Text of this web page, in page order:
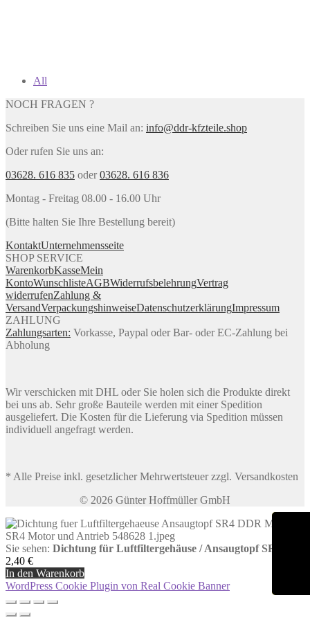
All
NOCH FRAGEN ?
Schreiben Sie uns eine Mail an: info@ddr-kfzteile.shop
Oder rufen Sie uns an:
03628. 616 835 oder03628. 616 836
Montag - Freitag 08.00 - 16.00 Uhr
(Bitte halten Sie Ihre Bestellung bereit)
KontaktUnternehmensseite
SHOP SERVICE
WarenkorbKasseMein
KontoWunschlisteAGBWiderrufsbelehrungVertrag
widerrufenZahlung &
VersandVerpackungshinweiseDatenschutzerklärungImpressum
ZAHLUNG
Zahlungsarten: Vorkasse, Paypal oder Bar- oder EC-Zahlung bei
Abholung
Wir verschicken mit DHL oder Sie holen sich die Produkte direkt
bei uns ab. Sehr große Bauteile werden mit einer Spedition
ausgeliefert. Die Kosten für die Lieferung via Spedition müssen
individuell angefragt werden.
* Alle Preise inkl. gesetzlicher Mehrwertsteuer zzgl. Versandkosten
© 2026 Günter Hoffmüller GmbH
Sie sehen: Dichtung für Luftfiltergehäuse / Ansaugtopf SR4
2,40 €
In den Warenkorb
WordPress Cookie Plugin von Real Cookie Banner